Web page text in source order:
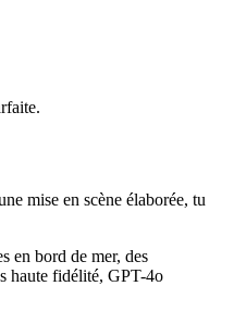
mise en scène élaborée, tu
en bord de mer, des
haute fidélité, GPT-4o